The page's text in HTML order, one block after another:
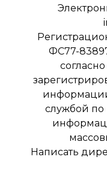
ФС77-
службой по
Написать